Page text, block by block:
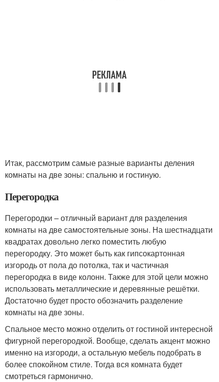
Итак, рассмотрим самые разные варианты деления
комнаты на две зоны: спальню и гостиную.
Перегородка
Перегородки – отличный вариант для разделения
комнаты на две самостоятельные зоны. На шестнадцати
квадратах довольно легко поместить любую
перегородку. Это может быть как гипсокартонная
изгородь от пола до потолка, так и частичная
перегородка в виде колонн. Также для этой цели можно
использовать металлические и деревянные решётки.
Достаточно будет просто обозначить разделение
комнаты на две зоны.
Спальное место можно отделить от гостиной интересной
фигурной перегородкой. Вообще, сделать акцент можно
именно на изгороди, а остальную мебель подобрать в
более спокойном стиле. Тогда вся комната будет
смотреться гармонично.